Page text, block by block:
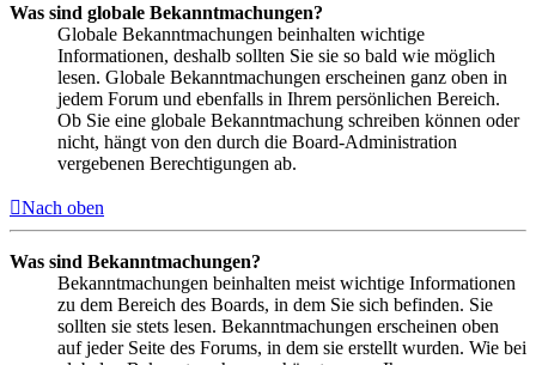
Was sind globale Bekanntmachungen?
Globale Bekanntmachungen beinhalten wichtige
Informationen, deshalb sollten Sie sie so bald wie möglich
lesen. Globale Bekanntmachungen erscheinen ganz oben in
jedem Forum und ebenfalls in Ihrem persönlichen Bereich.
Ob Sie eine globale Bekanntmachung schreiben können oder
nicht, hängt von den durch die Board-Administration
vergebenen Berechtigungen ab.
Nach oben
Was sind Bekanntmachungen?
Bekanntmachungen beinhalten meist wichtige Informationen
zu dem Bereich des Boards, in dem Sie sich befinden. Sie
sollten sie stets lesen. Bekanntmachungen erscheinen oben
auf jeder Seite des Forums, in dem sie erstellt wurden. Wie bei